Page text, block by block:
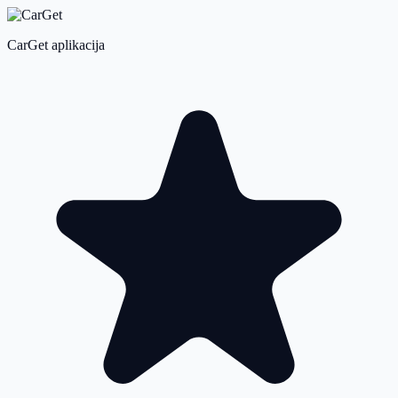
CarGet aplikacija